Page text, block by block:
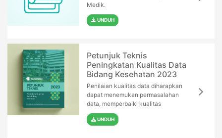
Medik.
UNDUH
Petunjuk Teknis
Peningkatan Kualitas Data
Bidang Kesehatan 2023
Penilaian kualitas data diharapkan
dapat menemukan permasalahan
data, memperbaiki kualitas
UNDUH